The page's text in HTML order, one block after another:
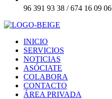
96 391 93 38 / 674 16 09 06
INICIO
SERVICIOS
NOTICIAS
ASÓCIATE
COLABORA
CONTACTO
ÁREA PRIVADA